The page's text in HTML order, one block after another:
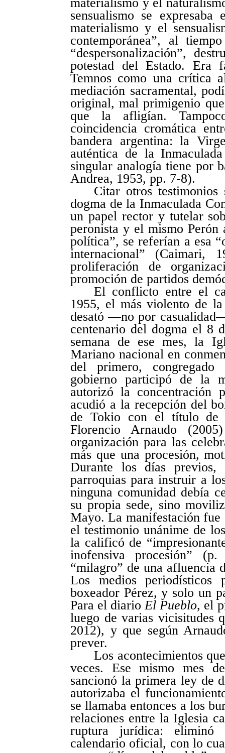
sensualismo se expresaba
materialismo y el
contemporánea”, al
“despersonalización”,
potestad del Estado.
Temnos como una crítica
mediación sacramental,
original, mal primigenio
que la afligían.
coincidencia cromática
bandera argentina: la
auténtica de la
singular analogía tiene por
Andrea, 1953, pp. 7-8).
Citar otros testimonios
dogma de la Inmaculada
un papel rector y tutelar
peronista y el mismo Perón
política”, se referían a esa
internacional” (Caimari,
proliferación de
promoción de partidos
El conflicto entre el
1955, el más violento de
desató —no por
centenario del dogma el 8
semana de ese mes, la
Mariano nacional en
del primero,
gobierno participó de la
autorizó la concentración
acudió a la recepción del
de Tokio con el título de
Florencio Arnaudo
organización para las
más que una procesión,
Durante los días previos,
parroquias para instruir a
ninguna comunidad debía
su propia sede, sino
Mayo. La manifestación fue
el testimonio unánime de
la calificó de
inofensiva procesión”
“milagro” de una afluencia
Los medios
boxeador Pérez, y solo un
Para el diario El Pueblo, el
luego de varias vicisitudes
2012), y que según
prever.
Los acontecimientos
veces. Ese mismo mes
sancionó la primera ley de
autorizaba el
se llamaba entonces a los
relaciones entre la Iglesia
ruptura jurídica: eliminó
calendario oficial, con lo